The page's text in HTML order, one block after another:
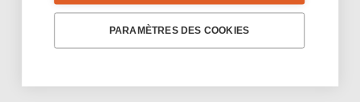
PARAMÈTRES DES COOKIES